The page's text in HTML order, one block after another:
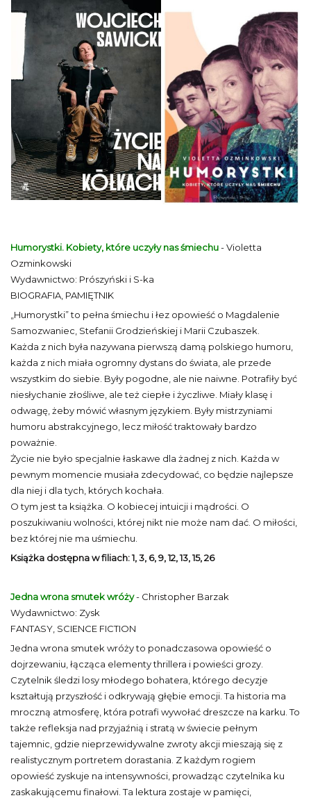
Humorystki. Kobiety, które uczyły nas śmiechu- Violetta
Ozminkowski
Wydawnictwo: Prószyński i S-ka
BIOGRAFIA, PAMIĘTNIK
„Humorystki” to pełna śmiechu i łez opowieść o Magdalenie
Samozwaniec, Stefanii Grodzieńskiej i Marii Czubaszek.
Każda z nich była nazywana pierwszą damą polskiego humoru,
każda z nich miała ogromny dystans do świata, ale przede
wszystkim do siebie. Były pogodne, ale nie naiwne. Potrafiły być
niesłychanie złośliwe, ale też ciepłe i życzliwe. Miały klasę i
odwagę, żeby mówić własnym językiem. Były mistrzyniami
humoru abstrakcyjnego, lecz miłość traktowały bardzo
poważnie.
Życie nie było specjalnie łaskawe dla żadnej z nich. Każda w
pewnym momencie musiała zdecydować, co będzie najlepsze
dla niej i dla tych, których kochała.
O tym jest ta książka. O kobiecej intuicji i mądrości. O
poszukiwaniu wolności, której nikt nie może nam dać. O miłości,
bez której nie ma uśmiechu.
Książka dostępna w filiach: 1, 3, 6, 9, 12, 13, 15, 26
Jedna wrona smutek wróży- Christopher Barzak
Wydawnictwo: Zysk
FANTASY, SCIENCE FICTION
Jedna wrona smutek wróży to ponadczasowa opowieść o
dojrzewaniu, łącząca elementy thrillera i powieści grozy.
Czytelnik śledzi losy młodego bohatera, którego decyzje
kształtują przyszłość i odkrywają głębie emocji. Ta historia ma
mroczną atmosferę, która potrafi wywołać dreszcze na karku. To
także refleksja nad przyjaźnią i stratą w świecie pełnym
tajemnic, gdzie nieprzewidywalne zwroty akcji mieszają się z
realistycznym portretem dorastania. Z każdym rogiem
opowieść zyskuje na intensywności, prowadząc czytelnika ku
zaskakującemu finałowi. Ta lektura zostaje w pamięci,